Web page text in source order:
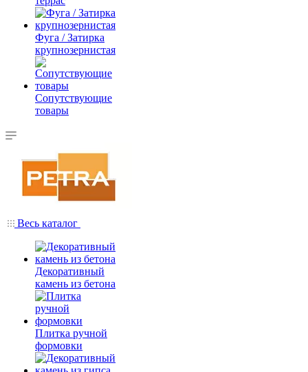
Фуга / Затирка
крупнозернистая
Сопутствующие
товары
Весь каталог
Декоративный
камень из бетона
Плитка ручной
формовки